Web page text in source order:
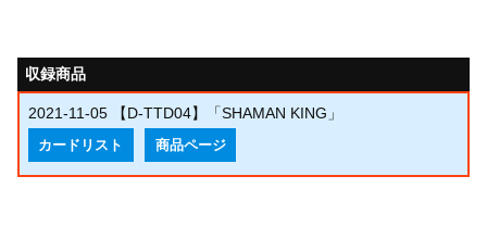
収録商品
2021-11-05 【D-TTD04】「SHAMAN KING」
カードリスト 商品ページ